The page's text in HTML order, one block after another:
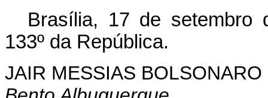
Brasília, 17 de setembro
133º da República.
JAIR MESSIAS BOLSONARO